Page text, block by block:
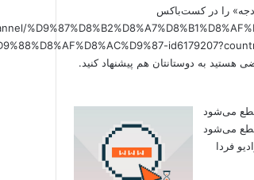
را در کست‌باکس
هستید به دوستانتان هم پیشنهاد کنید.
می‌شود
می‌شود